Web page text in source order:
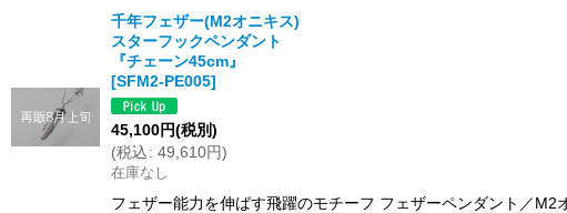
千年フェザー(M2オニキス)
スターフックペンダント
『チェーン45cm』
[SFM2-PE005]
45,100円(税別)
(税込: 49,610円)
在庫なし
フェザー能力を伸ばす飛躍のモチーフ フェザーペンダント／